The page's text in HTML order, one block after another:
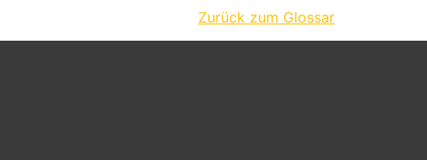
Zurück zum Glossar